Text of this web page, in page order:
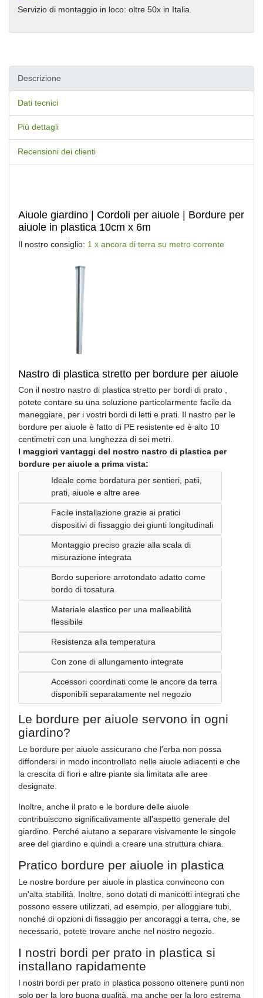
Servizio di montaggio in loco: oltre 50x in Italia.
Descrizione
Dati tecnici
Più dettagli
Recensioni dei clienti
Aiuole giardino | Cordoli per aiuole | Bordure per
aiuole in plastica 10cm x 6m
Il nostro consiglio: 1 x ancora di terra su metro corrente
Nastro di plastica stretto per bordure per aiuole
Con il nostro nastro di plastica stretto per bordi di prato ,
potete contare su una soluzione particolarmente facile da
maneggiare, per i vostri bordi di letti e prati. Il nastro per le
bordure per aiuole è fatto di PE resistente ed è alto 10
centimetri con una lunghezza di sei metri.
I maggiori vantaggi del nostro nastro di plastica per
bordure per aiuole a prima vista:
Ideale come bordatura per sentieri, patii,
prati, aiuole e altre aree
Facile installazione grazie ai pratici
dispositivi di fissaggio dei giunti longitudinali
Montaggio preciso grazie alla scala di
misurazione integrata
Bordo superiore arrotondato adatto come
bordo di tosatura
Materiale elastico per una malleabilità
flessibile
Resistenza alla temperatura
Con zone di allungamento integrate
Accessori coordinati come le ancore da terra
disponibili separatamente nel negozio
Le bordure per aiuole servono in ogni
giardino?
Le bordure per aiuole assicurano che l'erba non possa
diffondersi in modo incontrollato nelle aiuole adiacenti e che
la crescita di fiori e altre piante sia limitata alle aree
designate.
Inoltre, anche il prato e le bordure delle aiuole
contribuiscono significativamente all'aspetto generale del
giardino. Perché aiutano a separare visivamente le singole
aree del giardino e quindi a creare una struttura chiara.
Pratico bordure per aiuole in plastica
Le nostre bordure per aiuole in plastica convincono con
un'alta stabilità. Inoltre, sono dotati di manicotti integrati che
possono essere utilizzati, ad esempio, per alloggiare tubi,
nonché di opzioni di fissaggio per ancoraggi a terra, che, se
necessario, potete trovare anche nel nostro negozio.
I nostri bordi per prato in plastica si
installano rapidamente
I nostri bordi per prato in plastica possono ottenere punti non
solo per la loro buona qualità, ma anche per la loro estrema